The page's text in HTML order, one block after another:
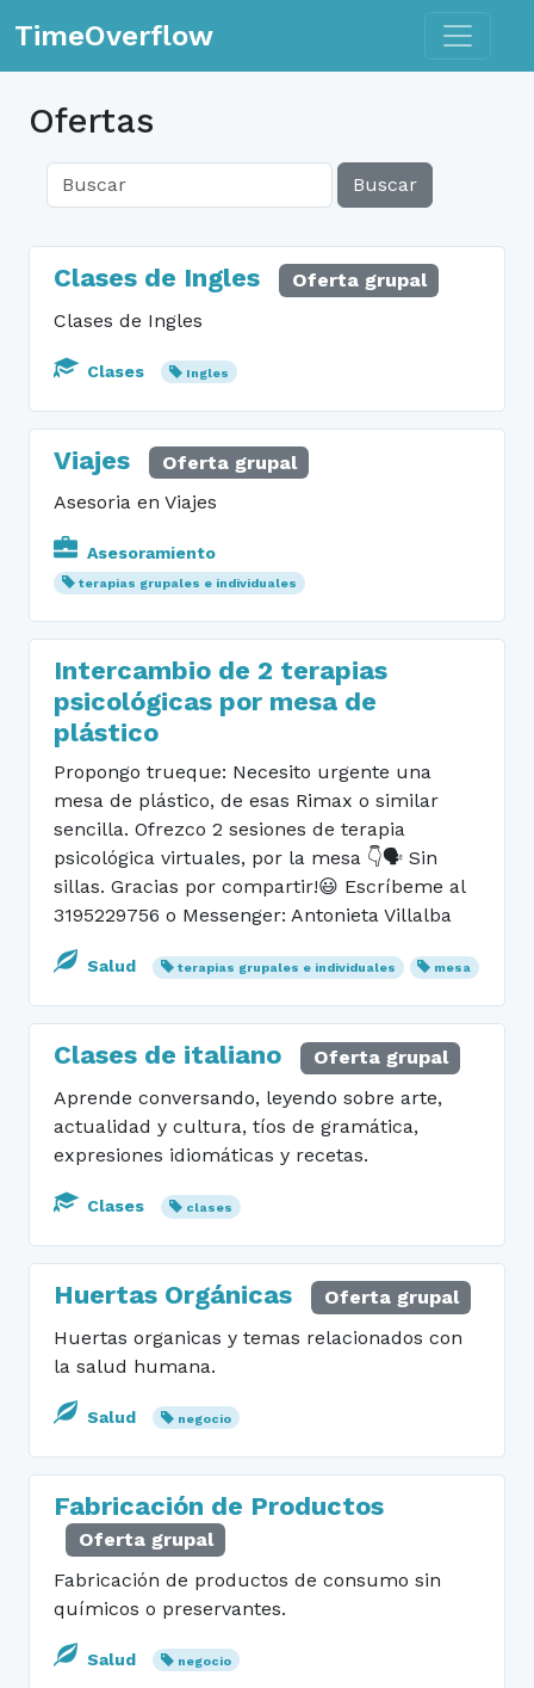
TimeOverflow Toggle
Ofertas
Buscar
Clases de Ingles
Oferta grupal
Clases de Ingles
Clases Ingles
Viajes
Oferta grupal
Asesoria en Viajes
Asesoramiento
terapias grupales e individuales
Intercambio de 2 terapias
psicológicas por mesa de
plástico
Propongo trueque: Necesito urgente una
mesa de plástico, de esas Rimax o similar
sencilla. Ofrezco 2 sesiones de terapia
psicológica virtuales, por la mesa 👇🗣️ Sin
sillas. Gracias por compartir!😃 Escríbeme al
3195229756 o Messenger: Antonieta Villalba
Salud terapias grupales e individuales mesa
Clases de italiano
Oferta grupal
Aprende conversando, leyendo sobre arte,
actualidad y cultura, tíos de gramática,
expresiones idiomáticas y recetas.
Clases clases
Huertas Orgánicas
Oferta grupal
Huertas organicas y temas relacionados con
la salud humana.
Salud negocio
Fabricación de Productos
Oferta grupal
Fabricación de productos de consumo sin
químicos o preservantes.
Salud negocio